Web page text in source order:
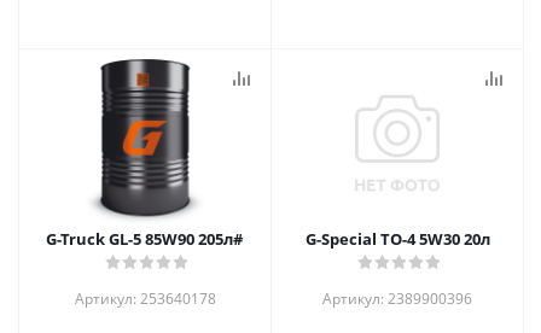
G-Truck GL-5 85W90 205л#
Артикул: 253640178
G-Special TO-4 5W30 20л
Артикул: 2389900396